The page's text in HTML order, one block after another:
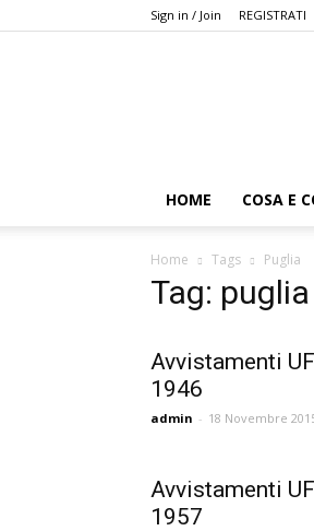
Sign in / Join REGISTRATI
HOME COSA E
Home Tags Puglia
Tag: puglia
Avvistamenti
1946
admin - 18 Novembre
Avvistamenti
1957